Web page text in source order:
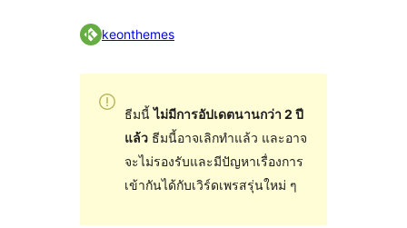
keonthemes
ธีมนี้ไม่มีการอัปเดตนานกว่า 2 ปี
แล้วธีมนี้อาจเลิกทำแล้ว และอาจ
จะไม่รองรับและมีปัญหาเรื่องการ
เข้ากันได้กับเวิร์ดเพรสรุ่นใหม่ ๆ